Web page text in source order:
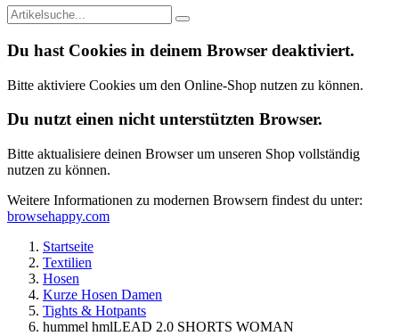
Du hast Cookies in deinem Browser deaktiviert.
Bitte aktiviere Cookies um den Online-Shop nutzen zu können.
Du nutzt einen nicht unterstützten Browser.
Bitte aktualisiere deinen Browser um unseren Shop vollständig
nutzen zu können.
Weitere Informationen zu modernen Browsern findest du unter:
browsehappy.com
Startseite
Textilien
Hosen
Kurze Hosen Damen
Tights & Hotpants
hummel hmlLEAD 2.0 SHORTS WOMAN